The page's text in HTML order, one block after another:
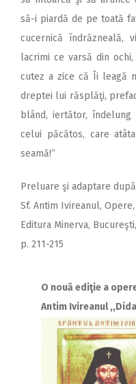
să-i piardă de pe toată
cucernică îndrăzneală,
lacrimi ce varsă din
cutez a zice că Îi leagă
dreptei lui răsplăţi,
blând, iertător,
celui păcătos, care
seamă!”
Preluare şi adaptare după
Sf. Antim Ivireanul, Opere,
Editura Minerva,
p. 211-215
O nouă ediţie a
Antim Ivireanul